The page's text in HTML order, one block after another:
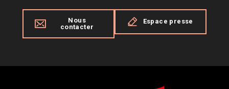
Nous
contacter
Espace presse